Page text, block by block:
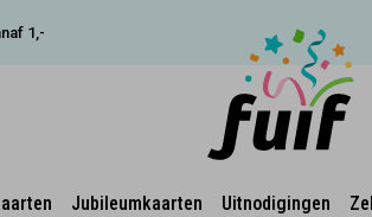
1,-
Jubileumkaarten Uitnodigingen